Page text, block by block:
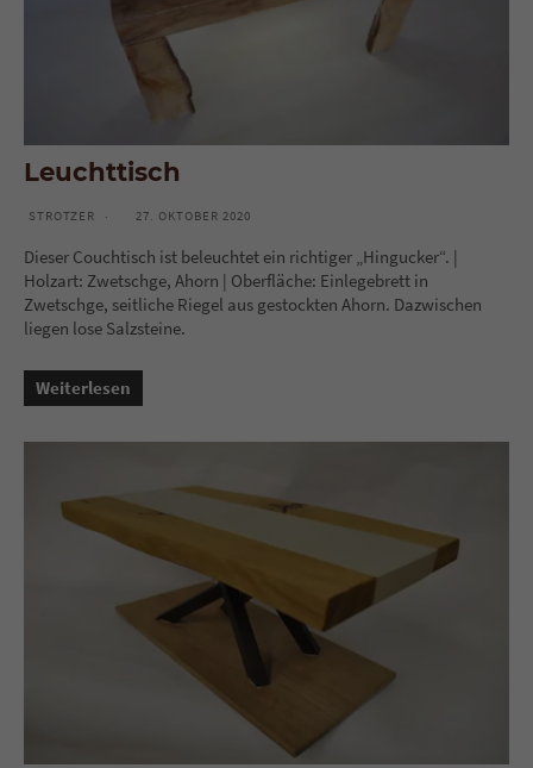
Leuchttisch
STROTZER 27. OKTOBER 2020
Dieser Couchtisch ist beleuchtet ein richtiger „Hingucker“. |
Holzart: Zwetschge, Ahorn | Oberfläche: Einlegebrett in
Zwetschge, seitliche Riegel aus gestockten Ahorn. Dazwischen
liegen lose Salzsteine.
Weiterlesen